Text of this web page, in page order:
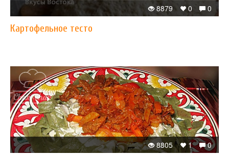
0
0
8879
Картофельное тесто
0
1
8805